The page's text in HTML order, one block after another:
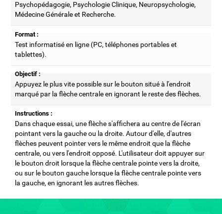
Psychopédagogie, Psychologie Clinique, Neuropsychologie,
Médecine Générale et Recherche.
Format :
Test informatisé en ligne (PC, téléphones portables et
tablettes).
Objectif :
Appuyez le plus vite possible sur le bouton situé à l'endroit
marqué par la flèche centrale en ignorant le reste des flèches.
Instructions :
Dans chaque essai, une flèche s'affichera au centre de l'écran
pointant vers la gauche ou la droite. Autour d'elle, d'autres
flèches peuvent pointer vers le même endroit que la flèche
centrale, ou vers l'endroit opposé. L'utilisateur doit appuyer sur
le bouton droit lorsque la flèche centrale pointe vers la droite,
ou sur le bouton gauche lorsque la flèche centrale pointe vers
la gauche, en ignorant les autres flèches.